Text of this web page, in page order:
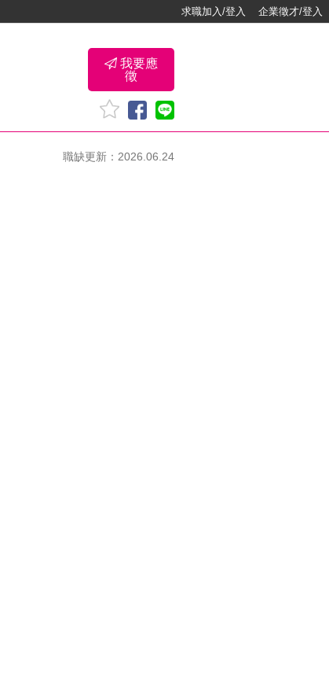
求職加入/登入 企業徵才/登入
我要應
徵
職缺更新：2026.06.24